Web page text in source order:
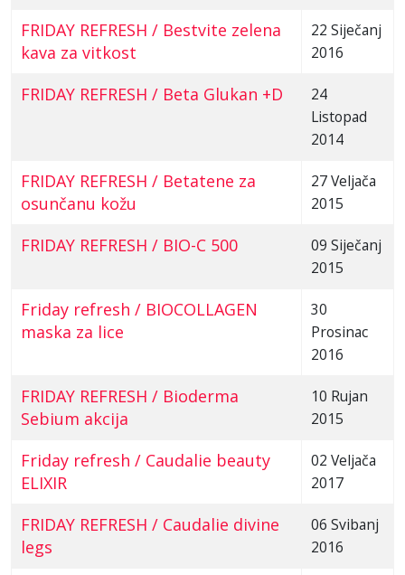
FRIDAY REFRESH / Bestvite zelena
kava za vitkost
22 Siječanj
2016
FRIDAY REFRESH / Beta Glukan +D
24
Listopad
2014
FRIDAY REFRESH / Betatene za
osunčanu kožu
27 Veljača
2015
FRIDAY REFRESH / BIO-C 500
09 Siječanj
2015
Friday refresh / BIOCOLLAGEN
maska za lice
30
Prosinac
2016
FRIDAY REFRESH / Bioderma
Sebium akcija
10 Rujan
2015
Friday refresh / Caudalie beauty
ELIXIR
02 Veljača
2017
FRIDAY REFRESH / Caudalie divine
legs
06 Svibanj
2016